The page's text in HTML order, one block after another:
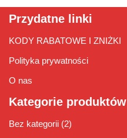
Przydatne linki
KODY RABATOWE I ZNIŻKI
Polityka prywatności
O nas
Kategorie produktów
Bez kategorii (2)